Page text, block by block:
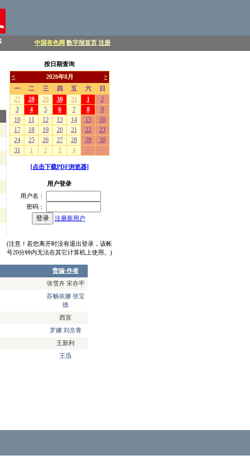
中国有色网 数字报首页 注册
按日期查询
[点击下载PDF浏览器]
用户登录
用户名：
密码：
注册新用户
(注意！若您离开时没有退出登录，该帐
号20分钟内无法在其它计算机上使用。)
责编·作者
张雪卉 宋亦平
苏畅依娜 张宝
德
西宣
罗娜 刘京青
王新利
王迅